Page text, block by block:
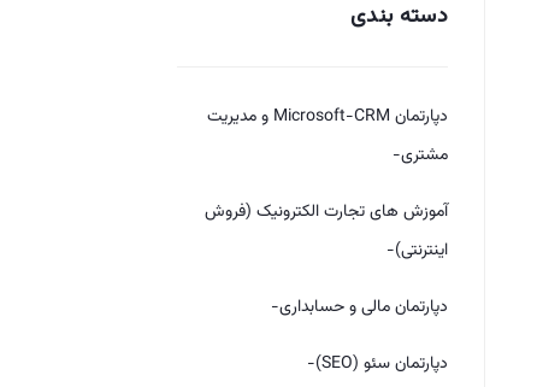
دسته بندی
دپارتمان Microsoft-CRM و مدیریت
مشتری-
آموزش های تجارت الکترونیک (فروش
اینترنتی)-
دپارتمان مالی و حسابداری-
دپارتمان سئو (SEO)-